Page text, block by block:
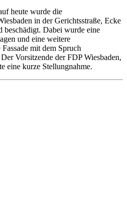
heute wurde die
in der Gerichtsstraße, Ecke
beschädigt. Dabei wurde eine
und eine weitere
mit dem Spruch
Vorsitzende der FDP Wiesbaden,
eine kurze Stellungnahme.